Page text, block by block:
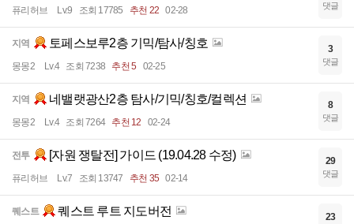
퓨리허브 Lv.9 조회 17785 추천 22 02-28 댓글
지역 토페스보루2층 기믹/탐사/칭호
몽몽2 Lv.4 조회 7238 추천 5 02-25
3
댓글
지역 네밸랫광산2층 탐사/기믹/칭호/컬렉션
몽몽2 Lv.4 조회 7264 추천 12 02-24
8
댓글
전투 [자원 쟁탈전] 가이드 (19.04.28 수정)
퓨리허브 Lv.7 조회 13747 추천 35 02-14
29
댓글
퀘스트 퀘스트 루트 지도버전 23